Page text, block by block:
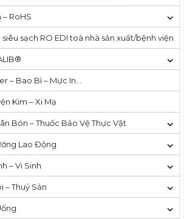
RoHS
sạch RO EDI​​ toà nhà sản xuất/bệnh viện
– Bao Bì – Mực In…
Kim – Xi Mạ
Bón – Thuốc Bảo Vệ Thực Vật
Lao Động
– Vi Sinh
– Thuỷ Sản